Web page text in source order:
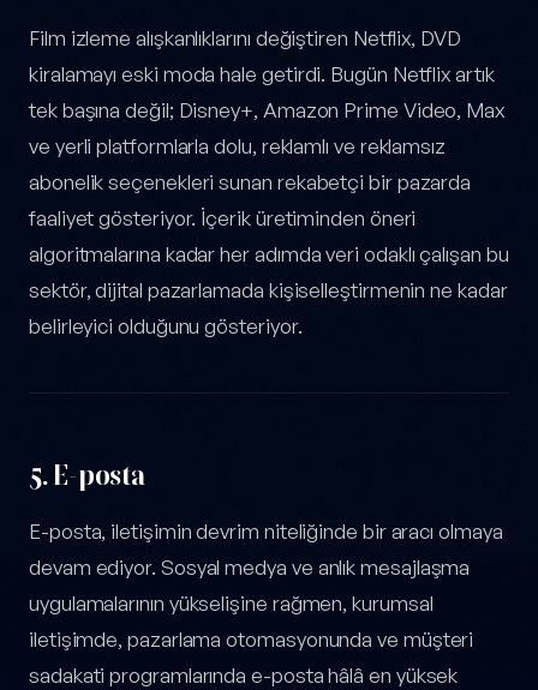
Film izleme alışkanlıklarını değiştiren Netflix, DVD
kiralamayı eski moda hale getirdi. Bugün Netflix artık
tek başına değil; Disney+, Amazon Prime Video, Max
ve yerli platformlarla dolu, reklamlı ve reklamsız
abonelik seçenekleri sunan rekabetçi bir pazarda
faaliyet gösteriyor. İçerik üretiminden öneri
algoritmalarına kadar her adımda veri odaklı çalışan bu
sektör, dijital pazarlamada kişiselleştirmenin ne kadar
belirleyici olduğunu gösteriyor.
5. E-posta
E-posta, iletişimin devrim niteliğinde bir aracı olmaya
devam ediyor. Sosyal medya ve anlık mesajlaşma
uygulamalarının yükselişine rağmen, kurumsal
iletişimde, pazarlama otomasyonunda ve müşteri
sadakati programlarında e-posta hâlâ en yüksek